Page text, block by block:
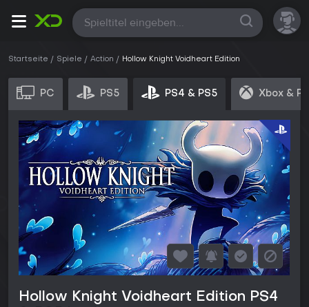
Alle
Startseite Spiele Action Hollow Knight Voidheart Edition
PC PS5 PS4 & PS5 Xbox &
Hollow Knight Voidheart Edition PS4